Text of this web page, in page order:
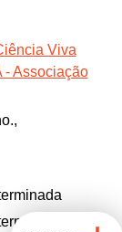
Viva
- Associação